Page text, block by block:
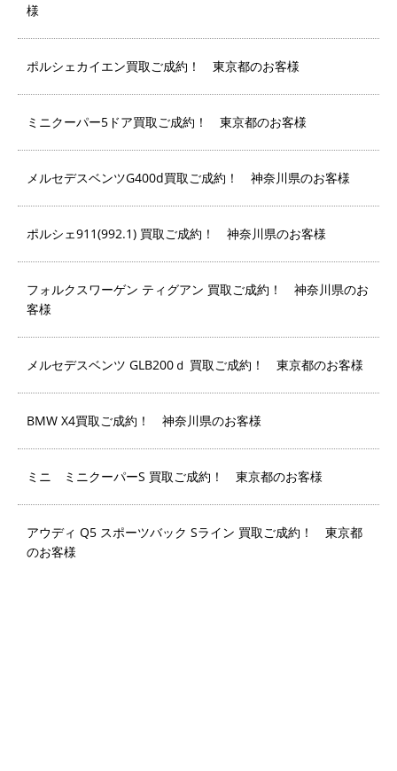
様
ポルシェカイエン買取ご成約！ 東京都のお客様
ミニクーパー5ドア買取ご成約！ 東京都のお客様
メルセデスベンツG400d買取ご成約！ 神奈川県のお客様
ポルシェ911(992.1) 買取ご成約！ 神奈川県のお客様
フォルクスワーゲン ティグアン 買取ご成約！ 神奈川県のお
客様
メルセデスベンツ GLB200ｄ 買取ご成約！ 東京都のお客様
BMW X4買取ご成約！ 神奈川県のお客様
ミニ ミニクーパーS 買取ご成約！ 東京都のお客様
アウディ Q5 スポーツバック Sライン 買取ご成約！ 東京都
のお客様